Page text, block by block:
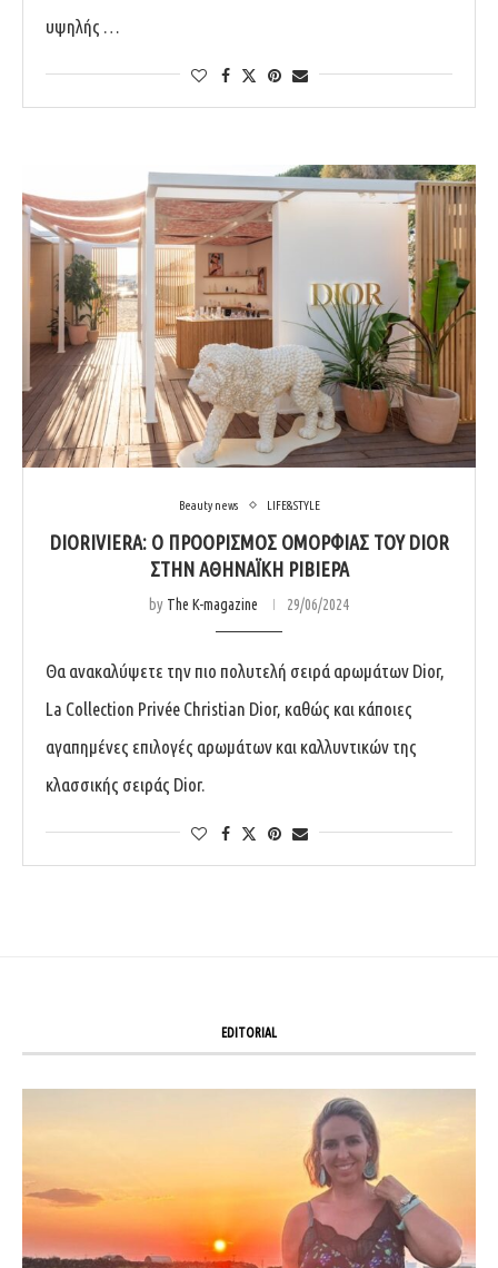
υψηλής …
Beauty news LIFE&STYLE
DIORIVIERA: Ο ΠΡΟΟΡΙΣΜΟΣ ΟΜΟΡΦΙΑΣ ΤΟΥ DIOR
ΣΤΗΝ ΑΘΗΝΑΪΚΗ ΡΙΒΙΕΡΑ
by The K-magazine 29/06/2024
Θα ανακαλύψετε την πιο πολυτελή σειρά αρωμάτων Dior,
La Collection Privée Christian Dior, καθώς και κάποιες
αγαπημένες επιλογές αρωμάτων και καλλυντικών της
κλασσικής σειράς Dior.
EDITORIAL